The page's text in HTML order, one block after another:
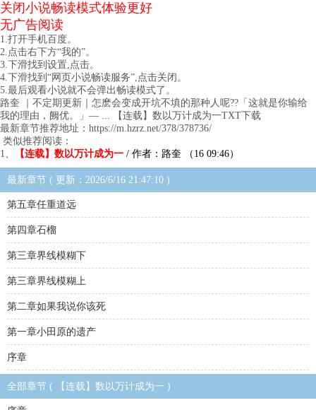
关闭小说畅读模式体验更好
无广告阅读
1.打开手机百度。
2.点击右下方“我的”。
3.下滑找到设置,点击。
4.下滑找到“网页小说畅读服务”,点击关闭。
5.最后观看小说就不会弹出畅读模式了。
路奎 ｜不定期更新｜怎麽会变成开坑不填的那种人呢??「这就是你输给
我的理由，阙优。」— ... 【连载】数以万计成为一TXT下载
最新章节推荐地址：https://m.hzrz.net/378/378736/
类似推荐阅读：
1、
【连载】数以万计成为一 / 作者：路奎 （16 09:46）
最新章节 ( 更新：2026/6/16 21:47:10 )
第五章任重道远
第四章石榴
第三章界线模糊下
第三章界线模糊上
第二章如果我说你该死
第一章小田原的遗产
序章
全部章节 ( 【连载】数以万计成为一 )